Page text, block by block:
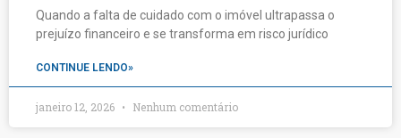
Quando a falta de cuidado com o imóvel ultrapassa o
prejuízo financeiro e se transforma em risco jurídico
CONTINUE LENDO»
janeiro 12, 2026 Nenhum comentário